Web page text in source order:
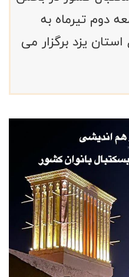
دوم تیرماه به
یزد برگزار می